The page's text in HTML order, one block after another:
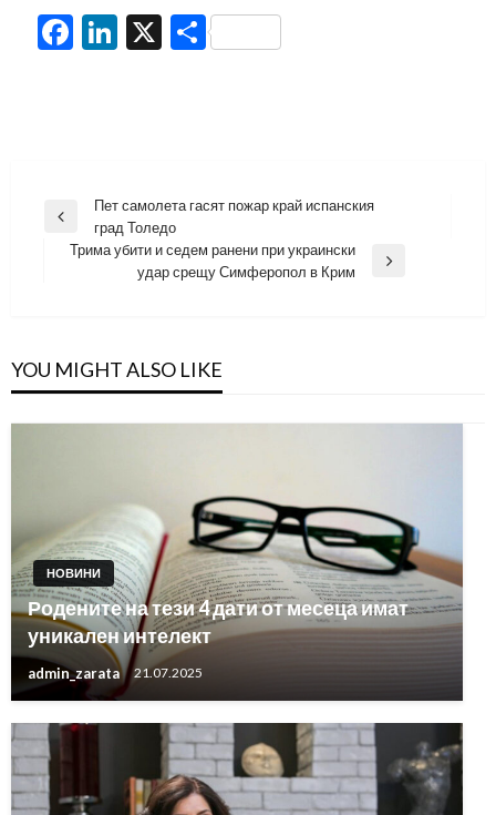
Facebook
LinkedIn
X Share
Навигация
Previous
Post
Пет самолета гасят пожар край испанския
град Толедо
Трима убити и седем ранени при украински
удар срещу Симферопол в Крим
YOU MIGHT ALSO LIKE
НОВИНИ
Родените на тези 4 дати от месеца имат
уникален интелект
admin_zarata 21.07.2025